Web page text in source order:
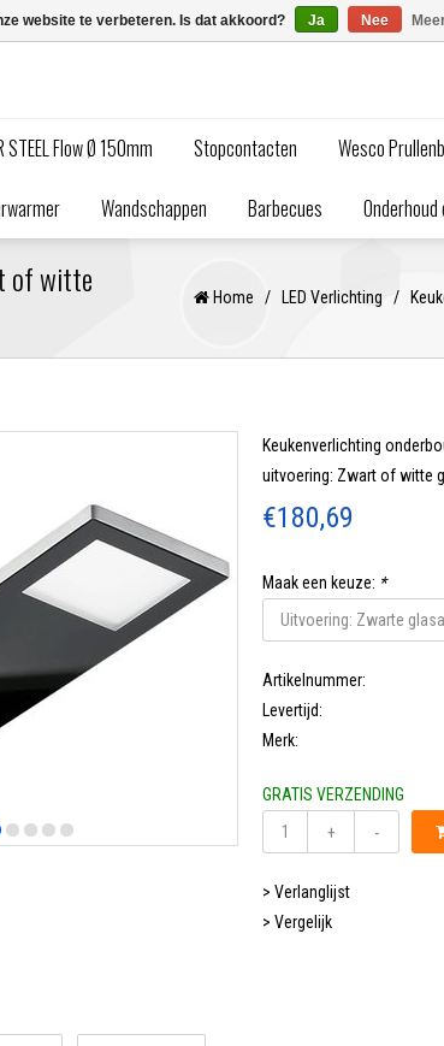
STEEL Flow Ø 150mm Stopcontacten Wesco
Wandschappen Barbecues
of witte
Home / LED Verlichting /
Keukenverlichting
uitvoering: Zwart of witte
€180,69
Maak een keuze: *
Artikelnummer:
Levertijd:
Merk:
GRATIS VERZENDING
+
-
> Verlanglijst
> Vergelijk
website te verbeteren. Is dat akkoord? Ja Nee